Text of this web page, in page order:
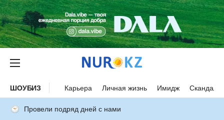
ШОУБИЗ Карьера Личная жизнь Имидж Скандалы
Провели подряд дней с нами